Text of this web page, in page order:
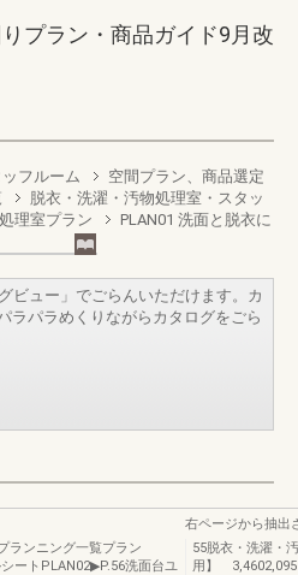
プラン・商品ガイド9月改
フルーム
空間プラン、商品選定
脱衣・洗濯・汚物処理室・スタッ
理室プラン
PLAN01 洗面と脱衣に
ビュー」でごらんいただけます。カ
ラパラめくりながらカタログをごら
ランニング一覧プラン
ートPLAN02▶P.56洗面台ユ
右ページから抽出
55脱衣・洗濯・
用】